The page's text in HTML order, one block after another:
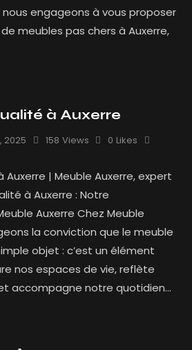
engageons à vous proposer
meubles pas chers à Auxerre,
à Auxerre
2025 158 Views 0 Likes
| Meuble Auxerre, expert
à Auxerre : Notre
Auxerre Chez Meuble
la conviction que le meuble
objet : c’est un élément
nos espaces de vie, reflète
accompagne notre quotidien…